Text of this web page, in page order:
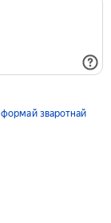
формай зваротнай